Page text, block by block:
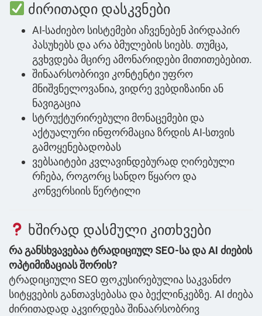
ძირითადი დასკვნები
AI-საძიებო სისტემები აჩვენებენ პირდაპირ
პასუხებს და არა ბმულების სიებს. თუმცა,
გვხვდება მცირე ამონარიდები მითითებებით.
შინაარსობრივი კონტენტი უფრო
მნიშვნელოვანია, ვიდრე ვებდიზაინი ან
ნავიგაცია
სტრუქტურირებული მონაცემები და
აქტუალური ინფორმაცია ზრდის AI-სთვის
გამოყენებადობას
ვებსაიტები კვლავინდებურად ღირებული
რჩება, როგორც სანდო წყარო და
კონვერსიის წერტილი
ხშირად დასმული კითხვები
რა განსხვავებაა ტრადიციულ SEO-სა და AI ძიების
ოპტიმიზაციას შორის?
ტრადიციული SEO ფოკუსირებულია საკვანძო
სიტყვების განთავსებასა და ბექლინკებზე. AI ძიება
ძირითადად აკვირდება შინაარსობრივ